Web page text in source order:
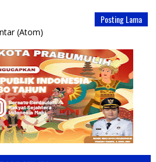
Posting Lama
(Atom)